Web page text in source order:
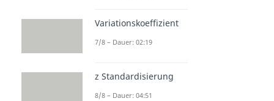
Variationskoeffizient
7/8 – Dauer: 02:19
z Standardisierung
8/8 – Dauer: 04:51